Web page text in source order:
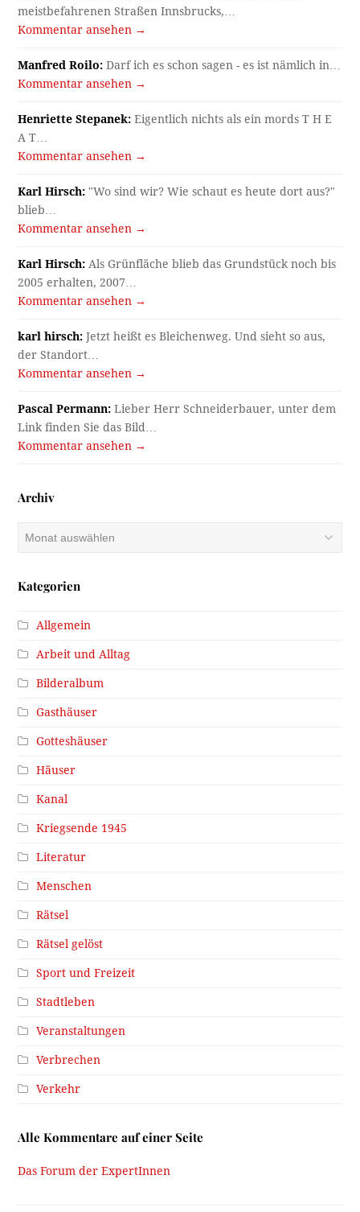
meistbefahrenen Straßen Innsbrucks,…
Kommentar ansehen →
Manfred Roilo: Darf ich es schon sagen - es ist nämlich in…
Kommentar ansehen →
Henriette Stepanek: Eigentlich nichts als ein mords T H E
A T…
Kommentar ansehen →
Karl Hirsch: "Wo sind wir? Wie schaut es heute dort aus?"
blieb…
Kommentar ansehen →
Karl Hirsch: Als Grünfläche blieb das Grundstück noch bis
2005 erhalten, 2007…
Kommentar ansehen →
karl hirsch: Jetzt heißt es Bleichenweg. Und sieht so aus,
der Standort…
Kommentar ansehen →
Pascal Permann: Lieber Herr Schneiderbauer, unter dem
Link finden Sie das Bild…
Kommentar ansehen →
Archiv
Kategorien
Allgemein
Arbeit und Alltag
Bilderalbum
Gasthäuser
Gotteshäuser
Häuser
Kanal
Kriegsende 1945
Literatur
Menschen
Rätsel
Rätsel gelöst
Sport und Freizeit
Stadtleben
Veranstaltungen
Verbrechen
Verkehr
Alle Kommentare auf einer Seite
Das Forum der ExpertInnen